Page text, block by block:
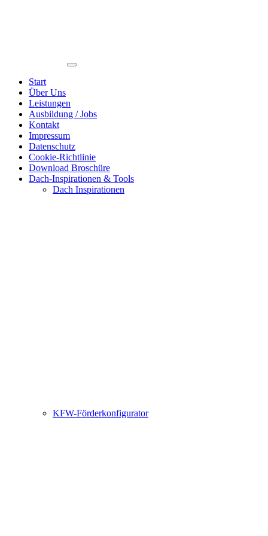
Start
Über Uns
Leistungen
Ausbildung / Jobs
Kontakt
Impressum
Datenschutz
Cookie-Richtlinie
Download Broschüre
Dach-Inspirationen & Tools
Dach Inspirationen
KFW-Förderkonfigurator